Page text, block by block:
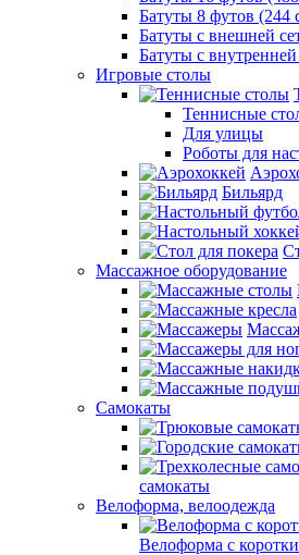
Батуты 8 футов (244
Батуты с внешней
Батуты с внутренней
Игровые столы
Теннисные
Для улицы
Роботы для
Бильярд
Массажное оборудование
Самокаты
самокаты
Велоформа, велоодежда
Велоформа с